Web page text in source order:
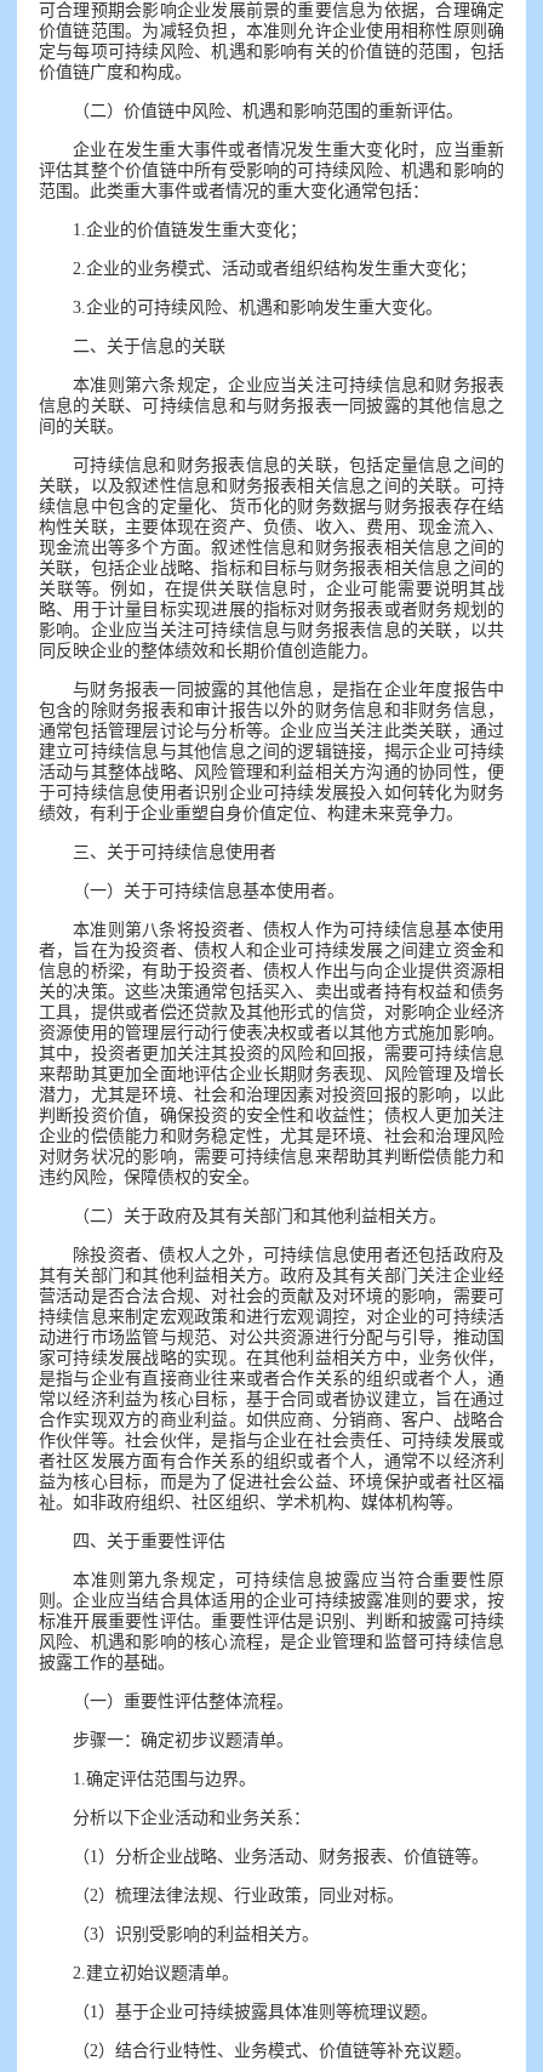
可合理预期会影响企业发展前景的重要信息为依据，合理确定
价值链范围。为减轻负担，本准则允许企业使用相称性原则确
定与每项可持续风险、机遇和影响有关的价值链的范围，包括
价值链广度和构成。
（二）价值链中风险、机遇和影响范围的重新评估。
企业在发生重大事件或者情况发生重大变化时，应当重新
评估其整个价值链中所有受影响的可持续风险、机遇和影响的
范围。此类重大事件或者情况的重大变化通常包括：
1.企业的价值链发生重大变化；
2.企业的业务模式、活动或者组织结构发生重大变化；
3.企业的可持续风险、机遇和影响发生重大变化。
二、关于信息的关联
本准则第六条规定，企业应当关注可持续信息和财务报表
信息的关联、可持续信息和与财务报表一同披露的其他信息之
间的关联。
可持续信息和财务报表信息的关联，包括定量信息之间的
关联，以及叙述性信息和财务报表相关信息之间的关联。可持
续信息中包含的定量化、货币化的财务数据与财务报表存在结
构性关联，主要体现在资产、负债、收入、费用、现金流入、
现金流出等多个方面。叙述性信息和财务报表相关信息之间的
关联，包括企业战略、指标和目标与财务报表相关信息之间的
关联等。例如，在提供关联信息时，企业可能需要说明其战
略、用于计量目标实现进展的指标对财务报表或者财务规划的
影响。企业应当关注可持续信息与财务报表信息的关联，以共
同反映企业的整体绩效和长期价值创造能力。
与财务报表一同披露的其他信息，是指在企业年度报告中
包含的除财务报表和审计报告以外的财务信息和非财务信息，
通常包括管理层讨论与分析等。企业应当关注此类关联，通过
建立可持续信息与其他信息之间的逻辑链接，揭示企业可持续
活动与其整体战略、风险管理和利益相关方沟通的协同性，便
于可持续信息使用者识别企业可持续发展投入如何转化为财务
绩效，有利于企业重塑自身价值定位、构建未来竞争力。
三、关于可持续信息使用者
（一）关于可持续信息基本使用者。
本准则第八条将投资者、债权人作为可持续信息基本使用
者，旨在为投资者、债权人和企业可持续发展之间建立资金和
信息的桥梁，有助于投资者、债权人作出与向企业提供资源相
关的决策。这些决策通常包括买入、卖出或者持有权益和债务
工具，提供或者偿还贷款及其他形式的信贷，对影响企业经济
资源使用的管理层行动行使表决权或者以其他方式施加影响。
其中，投资者更加关注其投资的风险和回报，需要可持续信息
来帮助其更加全面地评估企业长期财务表现、风险管理及增长
潜力，尤其是环境、社会和治理因素对投资回报的影响，以此
判断投资价值，确保投资的安全性和收益性；债权人更加关注
企业的偿债能力和财务稳定性，尤其是环境、社会和治理风险
对财务状况的影响，需要可持续信息来帮助其判断偿债能力和
违约风险，保障债权的安全。
（二）关于政府及其有关部门和其他利益相关方。
除投资者、债权人之外，可持续信息使用者还包括政府及
其有关部门和其他利益相关方。政府及其有关部门关注企业经
营活动是否合法合规、对社会的贡献及对环境的影响，需要可
持续信息来制定宏观政策和进行宏观调控，对企业的可持续活
动进行市场监管与规范、对公共资源进行分配与引导，推动国
家可持续发展战略的实现。在其他利益相关方中，业务伙伴，
是指与企业有直接商业往来或者合作关系的组织或者个人，通
常以经济利益为核心目标，基于合同或者协议建立，旨在通过
合作实现双方的商业利益。如供应商、分销商、客户、战略合
作伙伴等。社会伙伴，是指与企业在社会责任、可持续发展或
者社区发展方面有合作关系的组织或者个人，通常不以经济利
益为核心目标，而是为了促进社会公益、环境保护或者社区福
祉。如非政府组织、社区组织、学术机构、媒体机构等。
四、关于重要性评估
本准则第九条规定，可持续信息披露应当符合重要性原
则。企业应当结合具体适用的企业可持续披露准则的要求，按
标准开展重要性评估。重要性评估是识别、判断和披露可持续
风险、机遇和影响的核心流程，是企业管理和监督可持续信息
披露工作的基础。
（一）重要性评估整体流程。
步骤一：确定初步议题清单。
1.确定评估范围与边界。
分析以下企业活动和业务关系：
（1）分析企业战略、业务活动、财务报表、价值链等。
（2）梳理法律法规、行业政策，同业对标。
（3）识别受影响的利益相关方。
2.建立初始议题清单。
（1）基于企业可持续披露具体准则等梳理议题。
（2）结合行业特性、业务模式、价值链等补充议题。